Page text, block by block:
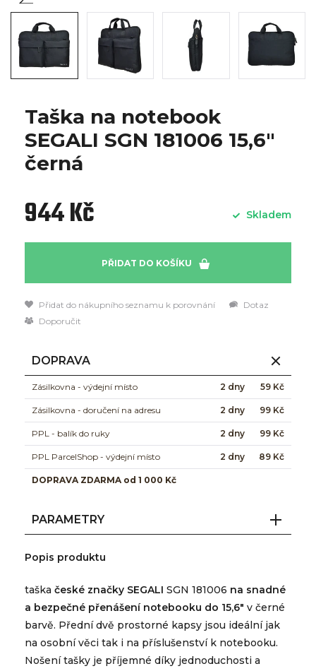
Taška na notebook
SEGALI SGN 181006 15,6"
černá
944 Kč Skladem
PŘIDAT DO KOŠÍKU
Přidat do nákupního seznamu k porovnání
Dotaz
Doporučit
DOPRAVA
Zásilkovna - výdejní místo 2 dny 59 Kč
Zásilkovna - doručení na adresu 2 dny 99 Kč
PPL - balík do ruky 2 dny 99 Kč
PPL ParcelShop - výdejní místo 2 dny 89 Kč
DOPRAVA ZDARMA od 1 000 Kč
PARAMETRY
Popis produktu
taška české značky SEGALI SGN 181006 na snadné
a bezpečné přenášení notebooku do 15,6" v černé
barvě. Přední dvě prostorné kapsy jsou ideální jak
na osobní věci tak i na příslušenství k notebooku.
Nošení tašky je příjemné díky jednoduchosti a